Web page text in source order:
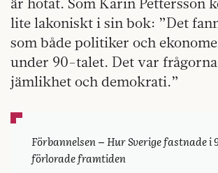
lite lakoniskt i sin bok: ”Det
som både politiker och
under 90-talet. Det var
jämlikhet och demokrati.”
Förbannelsen – Hur Sverige fastnade i
förlorade framtiden